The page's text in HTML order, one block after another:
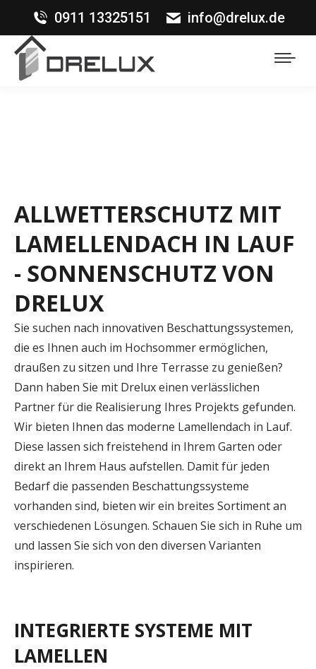
0911 13325151 info@drelux.de
ALLWETTERSCHUTZ MIT
LAMELLENDACH IN LAUF
- SONNENSCHUTZ VON
DRELUX
Sie suchen nach innovativen Beschattungssystemen,
die es Ihnen auch im Hochsommer ermöglichen,
draußen zu sitzen und Ihre Terrasse zu genießen?
Dann haben Sie mit Drelux einen verlässlichen
Partner für die Realisierung Ihres Projekts gefunden.
Wir bieten Ihnen das moderne Lamellendach in Lauf.
Diese lassen sich freistehend in Ihrem Garten oder
direkt an Ihrem Haus aufstellen. Damit für jeden
Bedarf die passenden Beschattungssysteme
vorhanden sind, bieten wir ein breites Sortiment an
verschiedenen Lösungen. Schauen Sie sich in Ruhe um
und lassen Sie sich von den diversen Varianten
inspirieren.
INTEGRIERTE SYSTEME MIT
LAMELLEN